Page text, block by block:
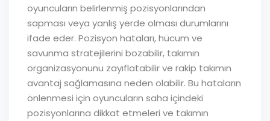
oyuncuların belirlenmiş pozisyonlarından
sapması veya yanlış yerde olması durumlarını
ifade eder. Pozisyon hataları, hücum ve
savunma stratejilerini bozabilir, takımın
organizasyonunu zayıflatabilir ve rakip takımın
avantaj sağlamasına neden olabilir. Bu hataların
önlenmesi için oyuncuların saha içindeki
pozisyonlarına dikkat etmeleri ve takımın